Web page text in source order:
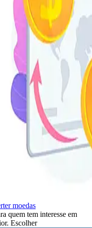
moedas
quem tem interesse em
Escolher